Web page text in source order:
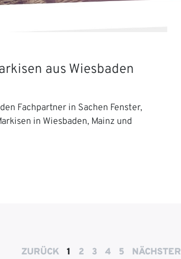
aus Wiesbaden
Fachpartner in Sachen Fenster,
in Wiesbaden, Mainz und
ZURÜCK 1 2 3 4 5 NÄCHSTER